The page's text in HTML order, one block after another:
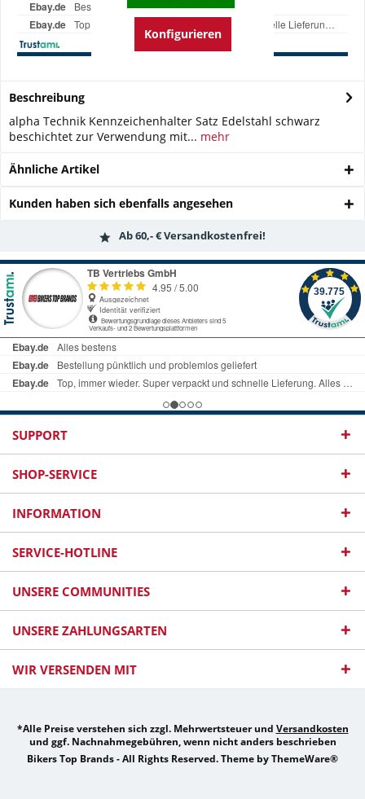
Beschreibung
alpha Technik Kennzeichenhalter Satz Edelstahl schwarz
beschichtet zur Verwendung mit... mehr
Ähnliche Artikel
Kunden haben sich ebenfalls angesehen
Ab 60,- € Versandkostenfrei!
SUPPORT
SHOP-SERVICE
INFORMATION
SERVICE-HOTLINE
UNSERE COMMUNITIES
UNSERE ZAHLUNGSARTEN
WIR VERSENDEN MIT
*Alle Preise verstehen sich zzgl. Mehrwertsteuer und Versandkosten
und ggf. Nachnahmegebühren, wenn nicht anders beschrieben
Bikers Top Brands - All Rights Reserved. Theme byThemeWare®
Konfigurieren